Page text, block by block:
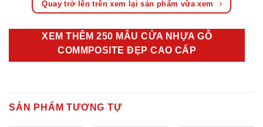
Quay trở lên trên xem lại sản phẩm vừa xem
XEM THÊM 250 MẪU CỬA NHỰA GỖ
COMMPOSITE ĐẸP CAO CẤP
SẢN PHẨM TƯƠNG TỰ